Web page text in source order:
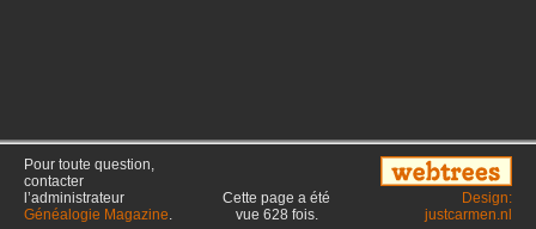
Pour toute question,
contacter
l’administrateur
Généalogie Magazine.
Cette page a été
vue 628 fois.
Design:
justcarmen.nl